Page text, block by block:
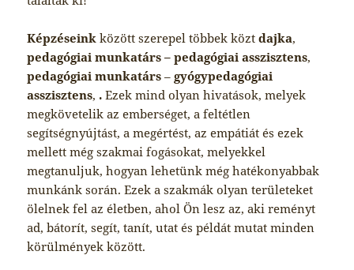
Képzéseink között szerepel többek köztdajka,
pedagógiai munkatárs – pedagógiai asszisztens,
pedagógiai munkatárs –gyógypedagógiai
asszisztens, . Ezek mind olyan hivatások, melyek
megkövetelik az emberséget, a feltétlen
segítségnyújtást, a megértést, az empátiát és ezek
mellett még szakmai fogásokat, melyekkel
megtanuljuk, hogyan lehetünk még hatékonyabbak
munkánk során. Ezek a szakmák olyan területeket
ölelnek fel az életben, ahol Ön lesz az, aki reményt
ad, bátorít, segít, tanít, utat és példát mutat minden
körülmények között.